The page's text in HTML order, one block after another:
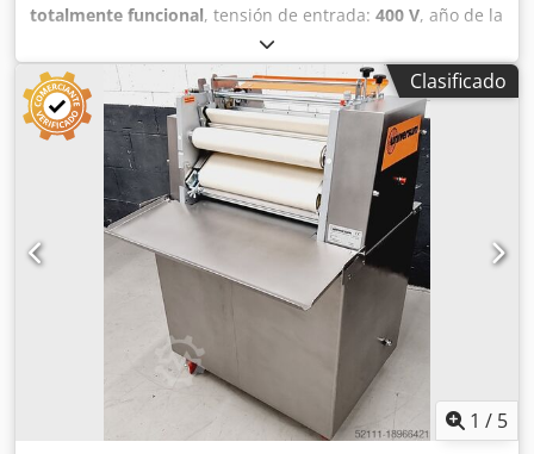
totalmente funcional, tensión de entrada: 400 V, año de la
, Certificado DGUV hasta:
anchura de trabajo:500 mm, ancho de cinta
transportadora:700 mm, tipo de corriente de entrada:
trifásico
, Máquina para enrollar bollos tipo croissant
Universum HWM 50/70 EZ para todo tipo de barras, como
bollos de maíz, pretzels y barras de pan salado, etc.
Máquina universal combinada para enrollar para todas las
masas, tanto para enrollar como para formar rollos largos
Cedpezfym Ejfx Akioha Máquina para enrollar bollos tipo
croissant con rodillo largo en la parte inferior solo en
nuestra empresa, cumple con la norma DGUV V3 Conexión
de 400 V, enchufe CEE de 16 A Máquina usada,
reacondicionada y revisada por SAB con garantía ¡Visite
nuestra gran exposición!
Clasificado
1 / 5